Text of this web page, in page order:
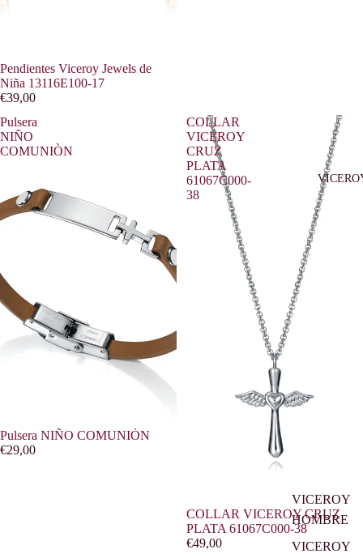
VICEROY
HOMBRE
VICEROY
Pendientes Viceroy Jewels de
Niña 13116E100-17
€39,00
Pulsera
NIÑO
COMUNIÒN
Pulsera NIÑO COMUNIÒN
€29,00
COLLAR
VICEROY
CRUZ
PLATA
61067C000-
38
COLLAR VICEROY CRUZ
PLATA 61067C000-38
€49,00